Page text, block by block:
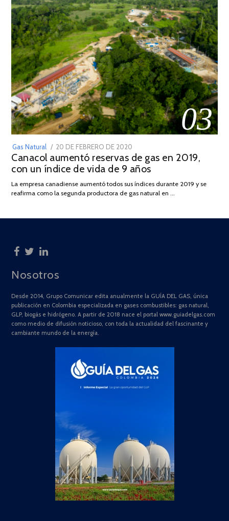
03
Gas Natural
POSTED
ON
20 DE FEBRERO DE 2020
DE
JULIO
2025
Canacol aumentó reservas de gas en 2019,
con un índice de vida de 9 años
La empresa canadiense aumentó todos sus índices durante 2019 y se
reafirma como la segunda productora de gas natural en …
Nosotros
Desde 2014, Grupo Comunicar edita anualmente la GUÍA DEL GAS, única
publicación en Colombia especializada en gases combustibles: gas natural,
GLP, biogás e hidrógeno. A partir de 2018 nace el portal www.guiadelgas.com
como medio de difusión noticioso, con toda la actualidad del fascinante y
cambiante mundo de la energía.